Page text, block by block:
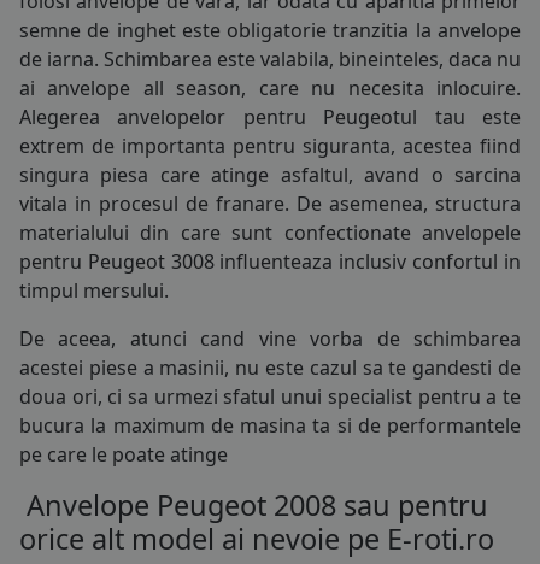
semne de inghet este obligatorie tranzitia la anvelope
de iarna. Schimbarea este valabila, bineinteles, daca nu
ai anvelope all season, care nu necesita inlocuire.
Alegerea anvelopelor pentru Peugeotul tau este
extrem de importanta pentru siguranta, acestea fiind
singura piesa care atinge asfaltul, avand o sarcina
vitala in procesul de franare. De asemenea, structura
materialului din care sunt confectionate anvelopele
pentru Peugeot 3008 influenteaza inclusiv confortul in
timpul mersului.
De aceea, atunci cand vine vorba de schimbarea
acestei piese a masinii, nu este cazul sa te gandesti de
doua ori, ci sa urmezi sfatul unui specialist pentru a te
bucura la maximum de masina ta si de performantele
pe care le poate atinge
Anvelope Peugeot 2008 sau pentru
orice alt model ai nevoie pe E-roti.ro
215/70R15
225/70R15
255/75R15
185/75R16
195/45R16
195/50R16
195/55R16
195/60R16
195/75R16
205/45R16
205/50R16